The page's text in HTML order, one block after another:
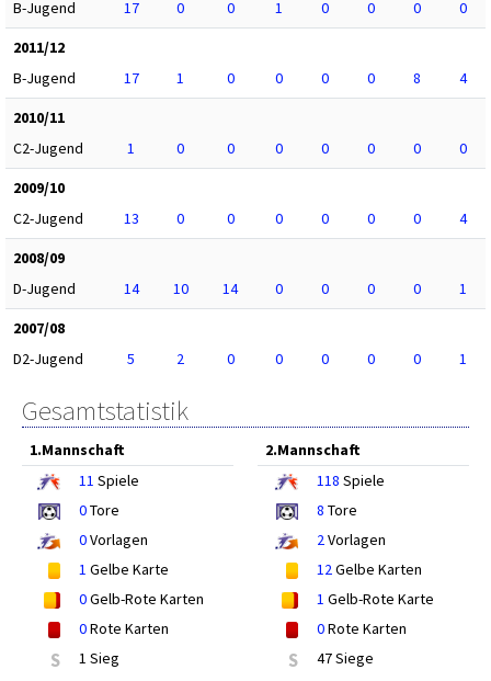
B-Jugend
17 0 0 1 0 0 0
0
2011/12
B-Jugend
17 1 0 0 0 0 8
4
2010/11
C2-Jugend
1 0 0 0 0 0 0
0
2009/10
C2-Jugend
13 0 0 0 0 0 0
4
2008/09
D-Jugend
14 10 14 0 0 0 0
1
2007/08
D2-Jugend
5 2 0 0 0 0 0 1
Gesamtstatistik
1.Mannschaft
11 Spiele
0Tore
0Vorlagen
1 Gelbe Karte
0Gelb-Rote Karten
0Rote Karten
S 1 Sieg
2.Mannschaft
118 Spiele
8 Tore
2Vorlagen
12Gelbe Karten
1 Gelb-Rote Karte
0Rote Karten
S 47 Siege